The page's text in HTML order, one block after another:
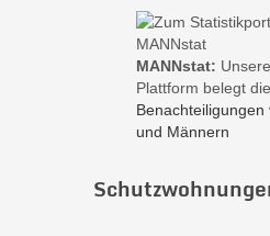
MANNstat:
Plattform belegt die
Benachteiligungen
und Männern